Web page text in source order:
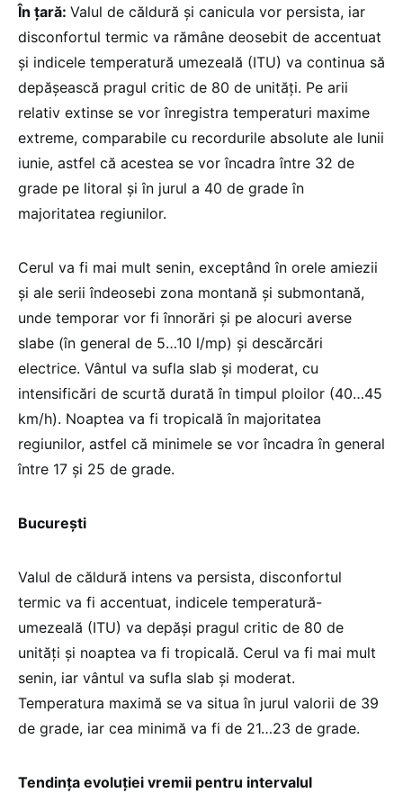
În țară: Valul de căldură și canicula vor persista, iar
disconfortul termic va rămâne deosebit de accentuat
și indicele temperatură umezeală (ITU) va continua să
depășească pragul critic de 80 de unități. Pe arii
relativ extinse se vor înregistra temperaturi maxime
extreme, comparabile cu recordurile absolute ale lunii
iunie, astfel că acestea se vor încadra între 32 de
grade pe litoral și în jurul a 40 de grade în
majoritatea regiunilor.
Cerul va fi mai mult senin, exceptând în orele amiezii
și ale serii îndeosebi zona montană și submontană,
unde temporar vor fi înnorări și pe alocuri averse
slabe (în general de 5…10 l/mp) și descărcări
electrice. Vântul va sufla slab și moderat, cu
intensificări de scurtă durată în timpul ploilor (40…45
km/h). Noaptea va fi tropicală în majoritatea
regiunilor, astfel că minimele se vor încadra în general
între 17 și 25 de grade.
București
Valul de căldură intens va persista, disconfortul
termic va fi accentuat, indicele temperatură-
umezeală (ITU) va depăși pragul critic de 80 de
unități și noaptea va fi tropicală. Cerul va fi mai mult
senin, iar vântul va sufla slab și moderat.
Temperatura maximă se va situa în jurul valorii de 39
de grade, iar cea minimă va fi de 21…23 de grade.
Tendința evoluției vremii pentru intervalul